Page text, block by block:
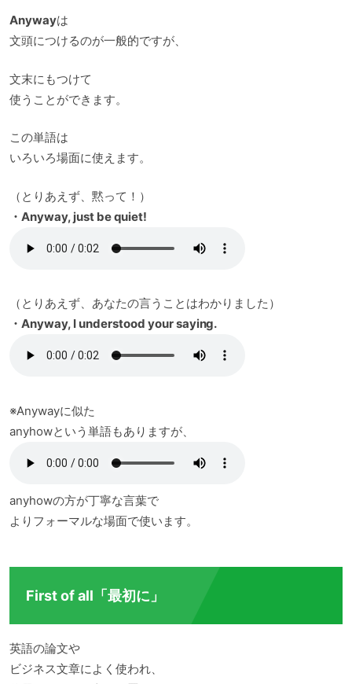
Anywayは
文頭につけるのが一般的ですが、
文末にもつけて
使うことができます。
この単語は
いろいろ場面に使えます。
（とりあえず、黙って！）
・Anyway, just be quiet!
（とりあえず、あなたの言うことはわかりました）
・Anyway, I understood your saying.
※Anywayに似た
anyhowという単語もありますが、
anyhowの方が丁寧な言葉で
よりフォーマルな場面で使います。
First of all「最初に」
英語の論文や
ビジネス文章によく使われ、